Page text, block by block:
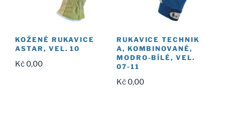
KOŽENÉ RUKAVICE
ASTAR, VEL. 10
Kč 0,00
RUKAVICE TECHNIK
A, KOMBINOVANÉ,
MODRO-BÍLÉ, VEL.
07-11
Kč0,00